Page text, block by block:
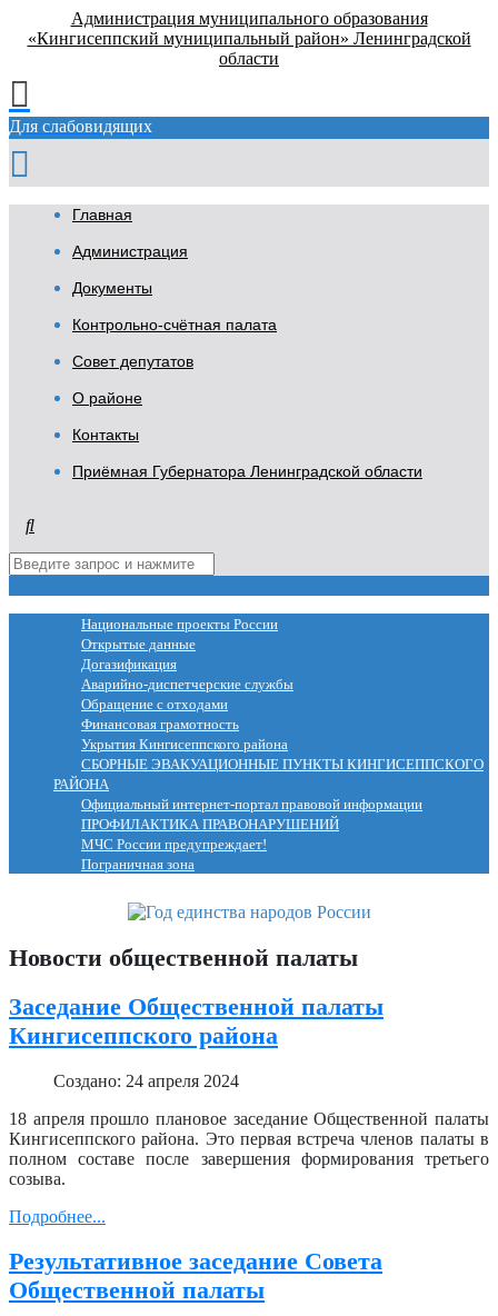
Администрация муниципального образования
«Кингисеппский муниципальный район» Ленинградской
области
Для слабовидящих
Главная
Администрация
Документы
Контрольно-счётная палата
Совет депутатов
О районе
Контакты
Приёмная Губернатора Ленинградской области
Национальные проекты России
Открытые данные
Догазификация
Аварийно-диспетчерские службы
Обращение с отходами
Финансовая грамотность
Укрытия Кингисеппского района
СБОРНЫЕ ЭВАКУАЦИОННЫЕ ПУНКТЫ КИНГИСЕППСКОГО
РАЙОНА
Официальный интернет-портал правовой информации
ПРОФИЛАКТИКА ПРАВОНАРУШЕНИЙ
МЧС России предупреждает!
Пограничная зона
Новости общественной палаты
Заседание Общественной палаты
Кингисеппского района
Создано: 24 апреля 2024
18 апреля прошло плановое заседание Общественной палаты
Кингисеппского района. Это первая встреча членов палаты в
полном составе после завершения формирования третьего
созыва.
Подробнее...
Результативное заседание Совета
Общественной палаты